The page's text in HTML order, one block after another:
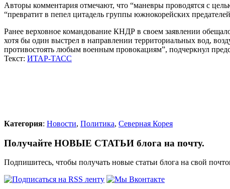
Авторы комментария отмечают, что “маневры проводятся с
“превратит в пепел цитадель группы южнокорейских
Ранее верховное командование КНДР в своем заявлении
хотя бы один выстрел в направлении территориальных вод,
противостоять любым военным провокациям”, подчеркнул
Текст: ИТАР-ТАСС
Категория: Новости, Политика, Северная Корея
Получайте НОВЫЕ СТАТЬИ блога на почту.
Подпишитесь, чтобы получать новые статьи блога на свой